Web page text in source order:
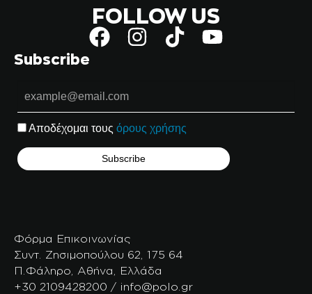
FOLLOW US
Subscribe
Αποδέχομαι τους όρους χρήσης
Φόρμα Επικοινωνίας
Συντ. Ζησιμοπούλου 62, 175 64
Π.Φάληρο, Αθήνα, Ελλάδα
+30 2109428200 / info@polo.gr